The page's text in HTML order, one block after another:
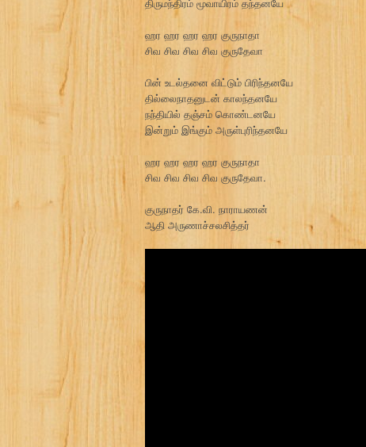
திருமந்திரம் மூவாயிரம் தந்தனயே
ஹர ஹர ஹர ஹர குருநாதா
சிவ சிவ சிவ சிவ குருதேவா
பின் உடல்தனை விட்டும் பிரிந்தனயே
தில்லைநாதனுடன் காலந்தனயே
நந்தியில் தஞ்சம் கொண்டனயே
இன்றும் இங்கும் அருள்புரிந்தனயே
ஹர ஹர ஹர ஹர குருநாதா
சிவ சிவ சிவ சிவ குருதேவா.
குருநாதர் கே.வி. நாராயணன்
ஆதி அருணாச்சலசித்தர்